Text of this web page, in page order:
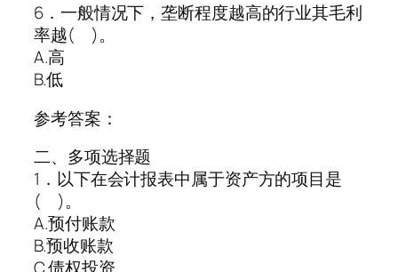
6．一般情况下，垄断程度越高的行业其毛利
率越( )。
A.高
B.低
参考答案：
二、多项选择题
1．以下在会计报表中属于资产方的项目是
( )。
A.预付账款
B.预收账款